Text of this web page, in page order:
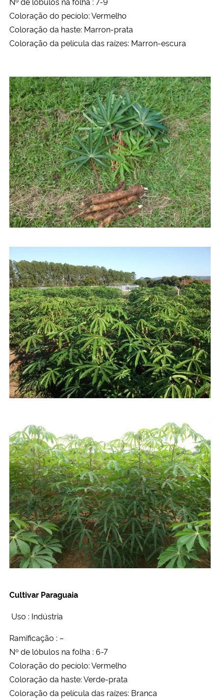
Coloração do pecíolo: Vermelho
Coloração da haste: Marron-prata
Coloração da película das raízes: Marron-escura
Cultivar Paraguaia
Uso : Indústria
Ramificação : –
Nº de lóbulos na folha : 6-7
Coloração do pecíolo: Vermelho
Coloração da haste: Verde-prata
Coloração da película das raízes: Branca